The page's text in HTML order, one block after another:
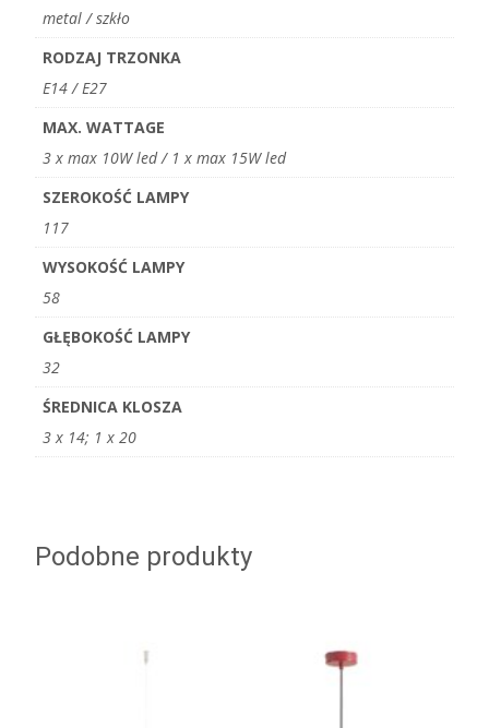
metal / szkło
RODZAJ TRZONKA
E14 / E27
MAX. WATTAGE
3 x max 10W led / 1 x max 15W led
SZEROKOŚĆ LAMPY
117
WYSOKOŚĆ LAMPY
58
GŁĘBOKOŚĆ LAMPY
32
ŚREDNICA KLOSZA
3 x 14; 1 x 20
Podobne produkty